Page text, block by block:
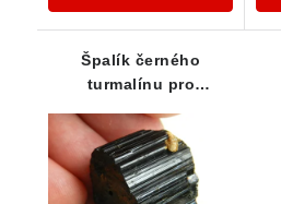
Špalík černého
turmalínu pro